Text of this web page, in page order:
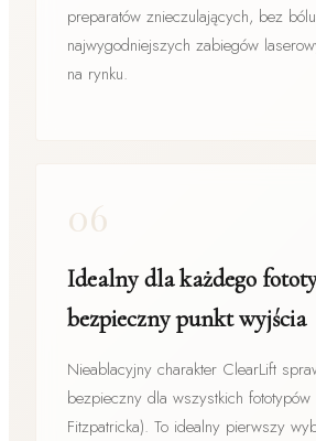
preparatów znieczulających, bez
najwygodniejszych zabiegów
na rynku.
06
Idealny dla każdego
bezpieczny punkt wyjścia
Nieablacyjny charakter ClearLift
bezpieczny dla wszystkich
Fitzpatricka). To idealny pierwszy